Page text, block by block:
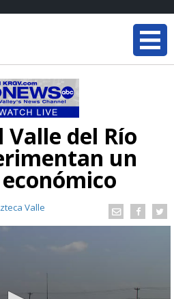
Valle del Río
un
Valle